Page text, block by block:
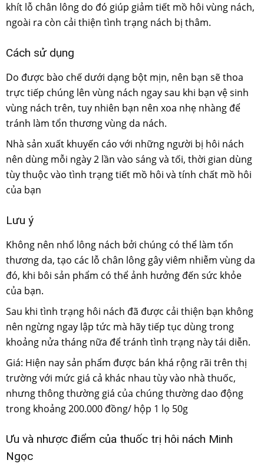
khít lỗ chân lông do đó giúp giảm tiết mồ hôi vùng nách,
ngoài ra còn cải thiện tình trạng nách bị thâm.
Cách sử dụng
Do được bào chế dưới dạng bột mịn, nên bạn sẽ thoa
trực tiếp chúng lên vùng nách ngay sau khi bạn vệ sinh
vùng nách trên, tuy nhiên bạn nên xoa nhẹ nhàng để
tránh làm tổn thương vùng da nách.
Nhà sản xuất khuyến cáo với những người bị hôi nách
nên dùng mỗi ngày 2 lần vào sáng và tối, thời gian dùng
tùy thuộc vào tình trạng tiết mồ hôi và tính chất mồ hôi
của bạn
Lưu ý
Không nên nhổ lông nách bởi chúng có thể làm tổn
thương da, tạo các lỗ chân lông gây viêm nhiễm vùng da
đó, khi bôi sản phẩm có thể ảnh hưởng đến sức khỏe
của bạn.
Sau khi tình trạng hôi nách đã được cải thiện bạn không
nên ngừng ngay lập tức mà hãy tiếp tục dùng trong
khoảng nửa tháng nữa để tránh tình trạng này tái diễn.
Giá: Hiện nay sản phẩm được bán khá rộng rãi trên thị
trường với mức giá cả khác nhau tùy vào nhà thuốc,
nhưng thông thường giá của chúng thường dao động
trong khoảng 200.000 đồng/ hộp 1 lọ 50g
Ưu và nhược điểm của thuốc trị hôi nách Minh
Ngọc